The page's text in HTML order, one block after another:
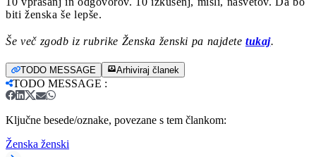
biti ženska še lepše.
Še več zgodb iz rubrike Ženska ženski pa najdete tukaj.
TODO MESSAGE Arhiviraj članek
TODO MESSAGE :
Ključne besede/oznake, povezane s tem člankom:
Ženska ženski